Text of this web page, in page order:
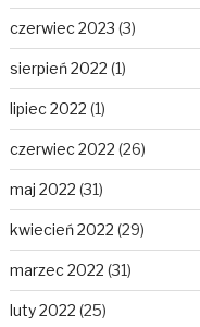
czerwiec 2023 (3)
sierpień 2022 (1)
lipiec 2022 (1)
czerwiec 2022 (26)
maj 2022 (31)
kwiecień 2022 (29)
marzec 2022 (31)
luty 2022 (25)